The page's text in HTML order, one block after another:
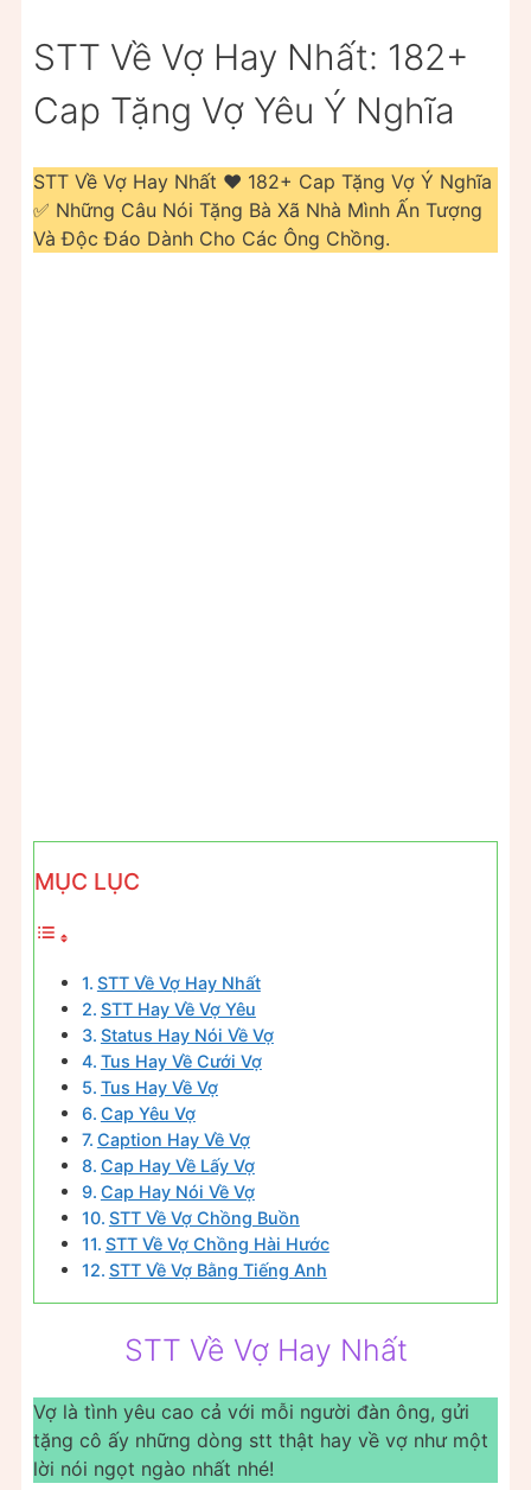
STT Về Vợ Hay Nhất: 182+
Cap Tặng Vợ Yêu Ý Nghĩa
STT Về Vợ Hay Nhất ❤️️ 182+ Cap Tặng Vợ Ý Nghĩa
✅ Những Câu Nói Tặng Bà Xã Nhà Mình Ấn Tượng
Và Độc Đáo Dành Cho Các Ông Chồng.
MỤC LỤC
STT Về Vợ Hay Nhất
STT Hay Về Vợ Yêu
Status Hay Nói Về Vợ
Tus Hay Về Cưới Vợ
Tus Hay Về Vợ
Cap Yêu Vợ
Caption Hay Về Vợ
Cap Hay Về Lấy Vợ
Cap Hay Nói Về Vợ
STT Về Vợ Chồng Buồn
STT Về Vợ Chồng Hài Hước
STT Về Vợ Bằng Tiếng Anh
STT Về Vợ Hay Nhất
Vợ là tình yêu cao cả với mỗi người đàn ông, gửi
tặng cô ấy những dòng stt thật hay về vợ như một
lời nói ngọt ngào nhất nhé!